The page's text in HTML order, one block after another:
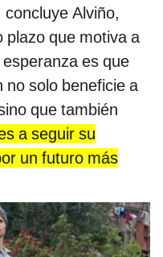
concluye Alviño,
plazo que motiva a
es que
no solo beneficie a
que también
a seguir su
un futuro más